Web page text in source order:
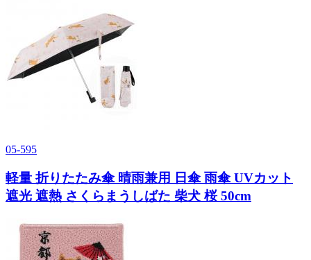
05-595
軽量 折りたたみ傘 晴雨兼用 日傘 雨傘 UVカット
遮光 遮熱 さくらまうしばた 柴犬 桜 50cm